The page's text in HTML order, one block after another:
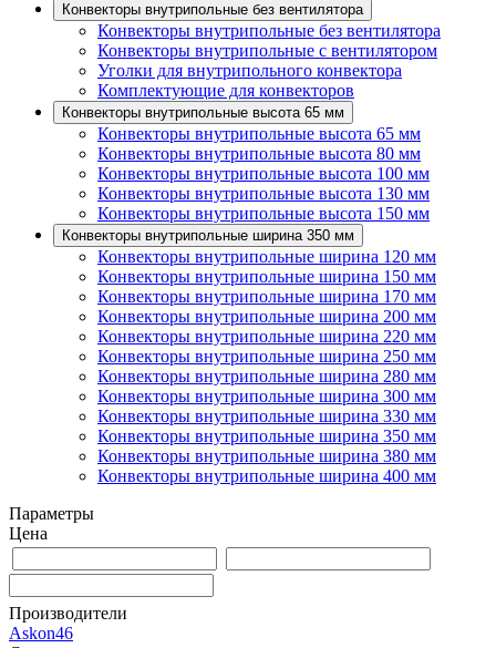
Конвекторы внутрипольные без вентилятора
Конвекторы внутрипольные без вентилятора
Конвекторы внутрипольные с вентилятором
Уголки для внутрипольного конвектора
Комплектующие для конвекторов
Конвекторы внутрипольные высота 65 мм
Конвекторы внутрипольные высота 65 мм
Конвекторы внутрипольные высота 80 мм
Конвекторы внутрипольные высота 100 мм
Конвекторы внутрипольные высота 130 мм
Конвекторы внутрипольные высота 150 мм
Конвекторы внутрипольные ширина 350 мм
Конвекторы внутрипольные ширина 120 мм
Конвекторы внутрипольные ширина 150 мм
Конвекторы внутрипольные ширина 170 мм
Конвекторы внутрипольные ширина 200 мм
Конвекторы внутрипольные ширина 220 мм
Конвекторы внутрипольные ширина 250 мм
Конвекторы внутрипольные ширина 280 мм
Конвекторы внутрипольные ширина 300 мм
Конвекторы внутрипольные ширина 330 мм
Конвекторы внутрипольные ширина 350 мм
Конвекторы внутрипольные ширина 380 мм
Конвекторы внутрипольные ширина 400 мм
Параметры
Цена
Производители
Askon46